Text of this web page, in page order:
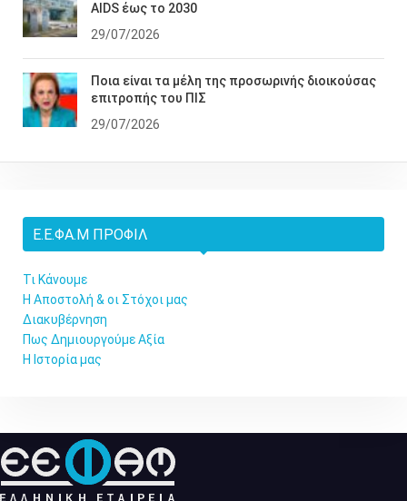
AIDS έως το 2030
29/07/2026
Ποια είναι τα μέλη της προσωρινής διοικούσας
επιτροπής του ΠΙΣ
29/07/2026
Ε.Ε.ΦΑ.Μ ΠΡΟΦΊΛ
Τι Κάνουμε
Η Αποστολή & οι Στόχοι μας
Διακυβέρνηση
Πως Δημιουργούμε Αξία
Η Ιστορία μας